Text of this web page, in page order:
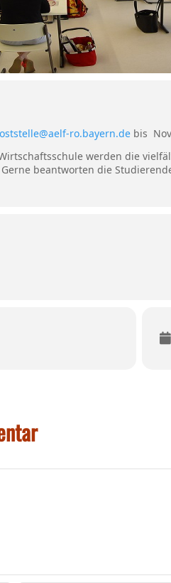
ro.bayern.de bis
werden die
beantworten die